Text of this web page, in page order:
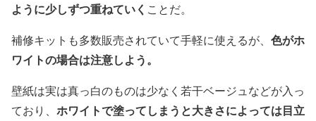
ように少しずつ重ねていく ことだ。
補修キットも多数販売されていて手軽に使えるが、 色がホ
ワイトの場合は注意しよう。
壁紙は実は真っ白のものは少なく若干ベージュなどが入っ
ており、 ホワイトで塗ってしまうと大きさによっては目立